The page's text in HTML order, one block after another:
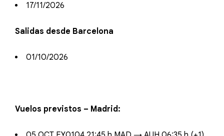
17/11/2026
Salidas desde Barcelona
01/10/2026
Vuelos previstos – Madrid: